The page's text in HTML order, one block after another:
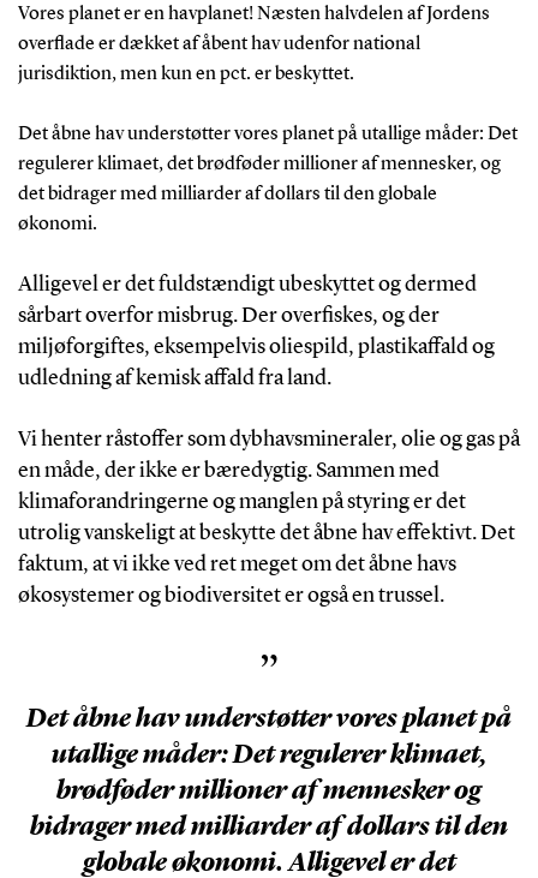
Vores planet er en havplanet! Næsten halvdelen af Jordens
overflade er dækket af åbent hav udenfor national
jurisdiktion, men kun en pct. er beskyttet.
Det åbne hav understøtter vores planet på utallige måder: Det
regulerer klimaet, det brødføder millioner af mennesker, og
det bidrager med milliarder af dollars til den globale
økonomi.
Alligevel er det fuldstændigt ubeskyttet og dermed
sårbart overfor misbrug. Der overfiskes, og der
miljøforgiftes, eksempelvis oliespild, plastikaffald og
udledning af kemisk affald fra land .
Vi henter råstoffer som dybhavsmineraler, olie og gas på
en måde, der ikke er bæredygtig. Sammen med
klimaforandringerne og manglen på styring er det
utrolig vanskeligt at beskytte det åbne hav effektivt. Det
faktum, at vi ikke ved ret meget om det åbne havs
økosystemer og biodiversitet er også en trussel.
”
Det åbne hav understøtter vores planet på
utallige måder: Det regulerer klimaet,
brødføder millioner af mennesker og
bidrager med milliarder af dollars til den
globale økonomi. Alligevel er det